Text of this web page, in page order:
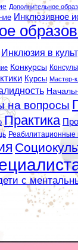
Дополнительное
Инклюзивное
Инклюзия в
Конкурсы
Курсы Мастер-
на вопросы
Практика
Реабилитационные
с